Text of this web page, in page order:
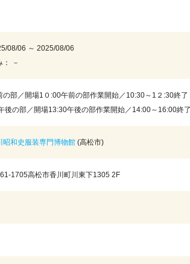
08/06 ～ 2025/08/06
： －
の部／開場1０:00午前の部作業開始／10:30～1２:30終了
後の部／開場13:30午後の部作業開始／14:00～16:00終了
昭和史服装専門博物館 (高松市)
1705高松市香川町川東下1305 2F